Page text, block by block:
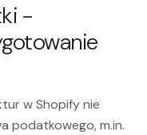
-
w Shopify nie
podatkowego, m.in.